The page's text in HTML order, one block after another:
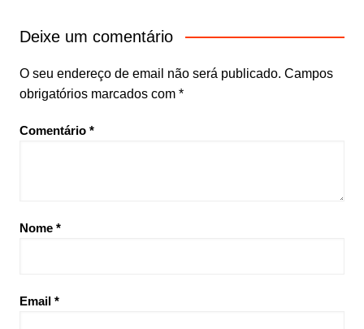
Deixe um comentário
O seu endereço de email não será publicado. Campos
obrigatórios marcados com *
Comentário *
Nome *
Email *